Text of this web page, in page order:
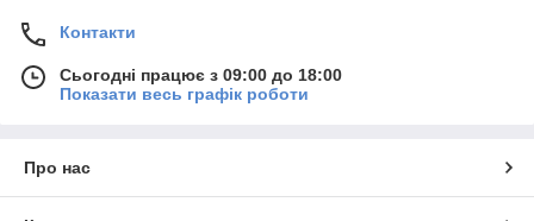
Контакти
Сьогодні працює з 09:00 до 18:00
Показати весь графік роботи
Про нас